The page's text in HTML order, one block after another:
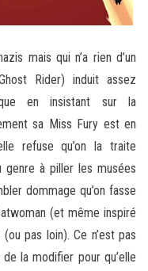
mais qui n’a rien d’un
Rider) induit assez
en insistant sur la
sa Miss Fury est en
refuse qu’on la traite
genre à piller les musées
dommage qu’on fasse
(et même inspiré
pas loin). Ce n’est pas
la modifier pour qu’elle